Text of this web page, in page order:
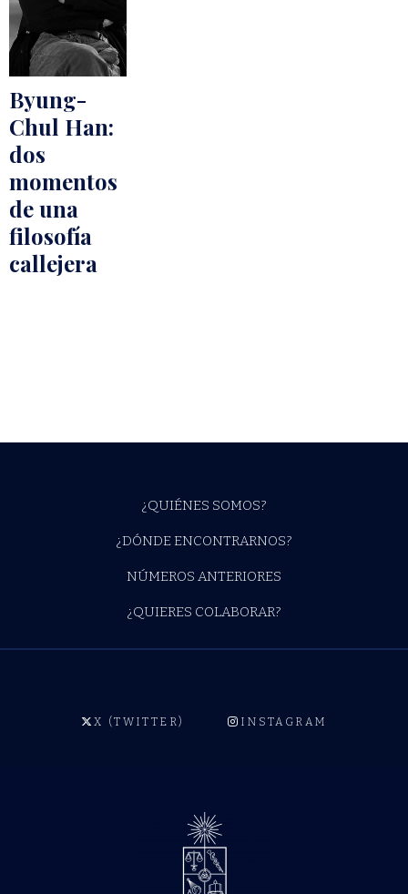
Byung-
Chul Han:
dos
momentos
de una
filosofía
callejera
¿QUIÉNES SOMOS?
¿DÓNDE ENCONTRARNOS?
NÚMEROS ANTERIORES
¿QUIERES COLABORAR?
X (TWITTER) INSTAGRAM